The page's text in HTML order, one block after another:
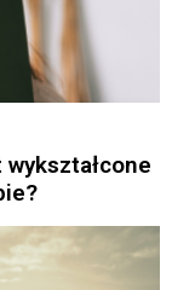
wykształcone